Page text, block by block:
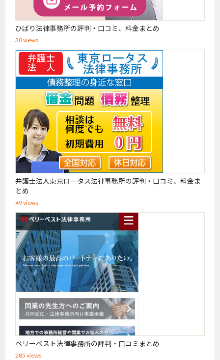
ひばり法律事務所の評判・口コミ、料金まとめ
30 views
弁護士法人東京ロータス法律事務所の評判・口コミ、料金ま
とめ
49 views
ベリーベスト法律事務所の評判・口コミまとめ
285 views